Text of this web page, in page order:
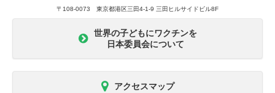
〒108-0073 東京都港区三田4-1-9 三田ヒルサイドビル8F
世界の子どもにワクチンを
日本委員会について
アクセスマップ